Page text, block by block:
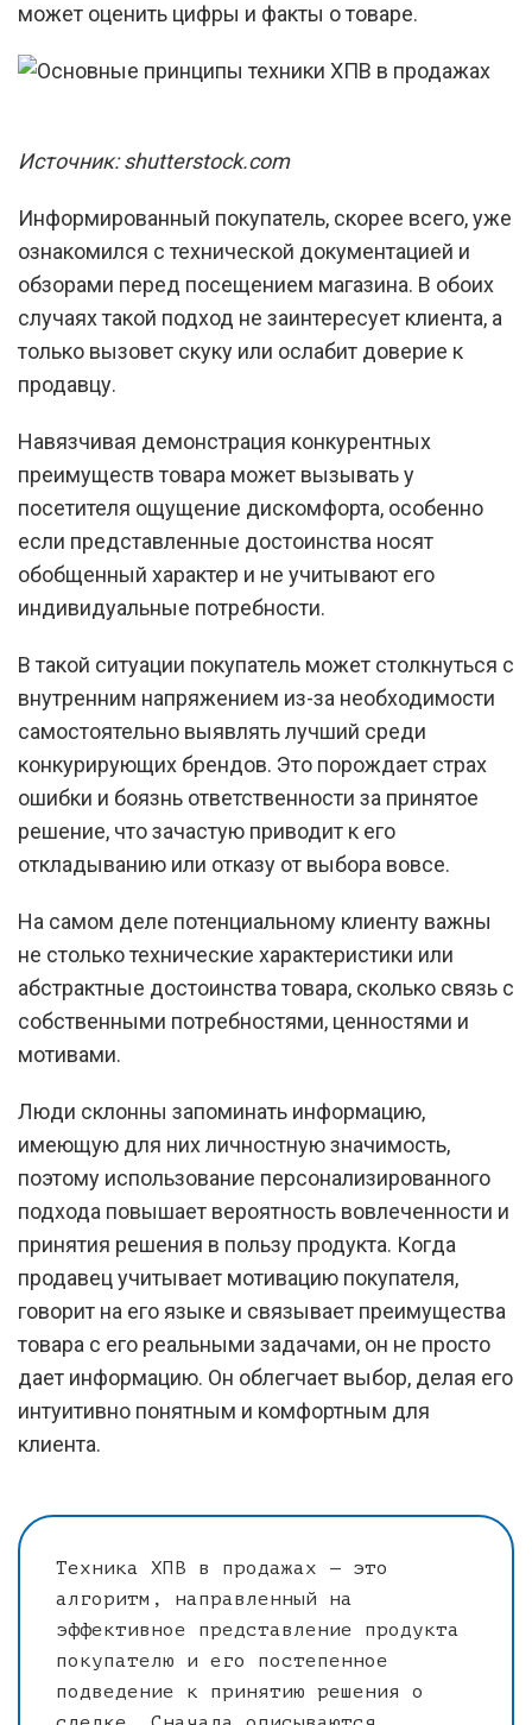
может оценить цифры и факты о товаре.
Источник: shutterstock.com
Информированный покупатель, скорее всего, уже
ознакомился с технической документацией и
обзорами перед посещением магазина. В обоих
случаях такой подход не заинтересует клиента, а
только вызовет скуку или ослабит доверие к
продавцу.
Навязчивая демонстрация конкурентных
преимуществ товара может вызывать у
посетителя ощущение дискомфорта, особенно
если представленные достоинства носят
обобщенный характер и не учитывают его
индивидуальные потребности.
В такой ситуации покупатель может столкнуться с
внутренним напряжением из-за необходимости
самостоятельно выявлять лучший среди
конкурирующих брендов. Это порождает страх
ошибки и боязнь ответственности за принятое
решение, что зачастую приводит к его
откладыванию или отказу от выбора вовсе.
На самом деле потенциальному клиенту важны
не столько технические характеристики или
абстрактные достоинства товара, сколько связь с
собственными потребностями, ценностями и
мотивами.
Люди склонны запоминать информацию,
имеющую для них личностную значимость,
поэтому использование персонализированного
подхода повышает вероятность вовлеченности и
принятия решения в пользу продукта. Когда
продавец учитывает мотивацию покупателя,
говорит на его языке и связывает преимущества
товара с его реальными задачами, он не просто
дает информацию. Он облегчает выбор, делая его
интуитивно понятным и комфортным для
клиента.
Техника ХПВ в продажах — это
алгоритм, направленный на
эффективное представление продукта
покупателю и его постепенное
подведение к принятию решения о